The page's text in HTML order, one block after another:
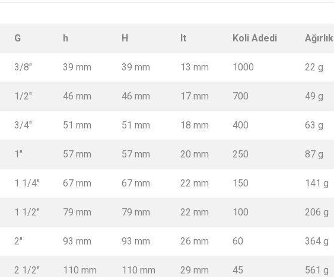
G h H lt Koli Adedi Ağırlık
3/8″ 39 mm 39 mm 13 mm 1000 22 g
1/2″ 46 mm 46 mm 17 mm 700 49 g
3/4″ 51 mm 51 mm 18 mm 400 63 g
1″ 57 mm 57 mm 20 mm 250 87 g
1 1/4″ 67 mm 67 mm 22 mm 150 141 g
1 1/2″ 79 mm 79 mm 22 mm 100 206 g
2″ 93 mm 93 mm 26 mm 60 364 g
2 1/2″ 110 mm 110 mm 29 mm 45 561 g